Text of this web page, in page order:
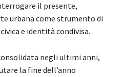
il presente,
urbana come strumento di
e identità condivisa.
negli ultimi anni,
la fine dell’anno